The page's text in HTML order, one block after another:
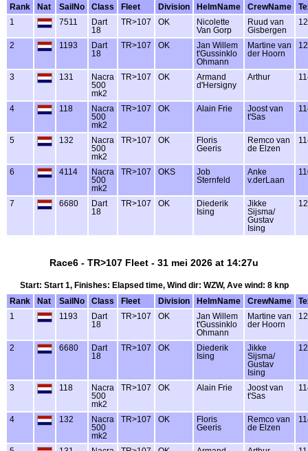
Rank
Nat SailNo Class Fleet Division HelmName CrewName
1
7511
Dart
18
TR>107 OK
Nicolette
Van Gorp
Ruud van
Gisbergen
2 1193
Dart
18
TR>107 OK
Jan Willem
t'Gussinklo
Ohmann
Martine van
der Hoorn
3 131
Nacra
500
mk2
TR>107 OK
Armand
d'Hersigny
Arthur
4 118
Nacra
500
mk2
TR>107 OK Alain Frie
Joost van
t'Sas
5 132
Nacra
500
mk2
TR>107 OK
Floris
Geeris
Remco van
de Elzen
6 4114
Nacra
500
mk2
TR>107 OKS
Job
Sternfeld
Anke
v.derLaan
7 6680
Dart
18
TR>107 OK
Diederik
Ising
Jikke
Sijsma/
Gustav
Ising
Race6 - TR>107 Fleet - 31 mei 2026 at 14:27u
Start: Start 1, Finishes: Elapsed time, Wind dir: WZW, Ave wind: 8 knp
Rank
Nat SailNo Class Fleet Division HelmName CrewName
1
1193
Dart
18
TR>107 OK
Jan Willem
t'Gussinklo
Ohmann
Martine van
der Hoorn
2 6680
Dart
18
TR>107 OK
Diederik
Ising
Jikke
Sijsma/
Gustav
Ising
3 118
Nacra
500
mk2
TR>107 OK Alain Frie
Joost van
t'Sas
4 132
Nacra
500
mk2
TR>107 OK
Floris
Geeris
Remco van
de Elzen